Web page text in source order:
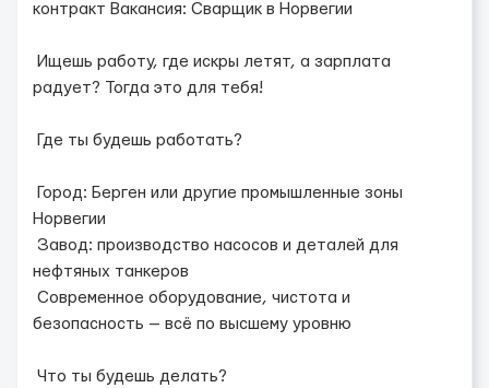
контракт Вакансия: Сварщик в Норвегии
Ищешь работу, где искры летят, а зарплата
радует? Тогда это для тебя!
Где ты будешь работать?
Город: Берген или другие промышленные зоны
Норвегии
Завод: производство насосов и деталей для
нефтяных танкеров
Современное оборудование, чистота и
безопасность — всё по высшему уровню
Что ты будешь делать?